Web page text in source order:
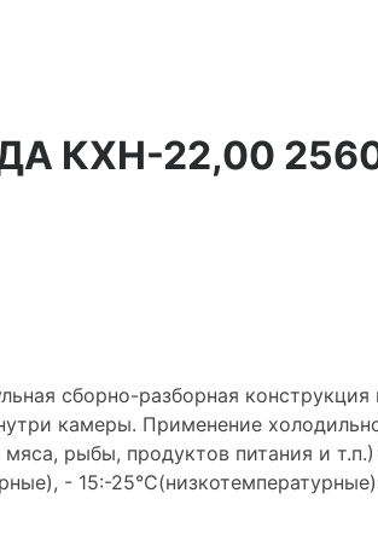
КХН-22,00
сборно-разборная
камеры. Применение
рыбы, продуктов питания и
- 15:-